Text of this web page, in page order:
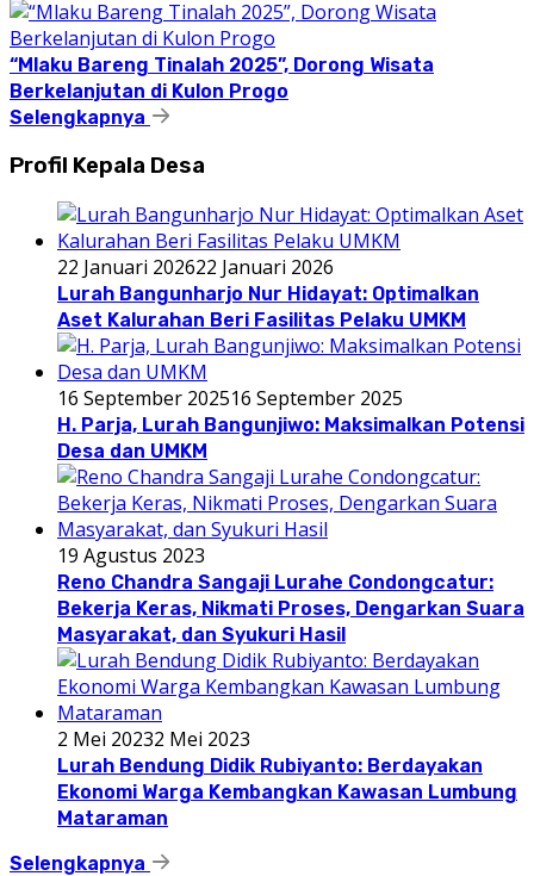
“Mlaku Bareng Tinalah 2025”, Dorong Wisata
Berkelanjutan di Kulon Progo
Selengkapnya
Profil Kepala Desa
22 Januari 202622 Januari 2026
Lurah Bangunharjo Nur Hidayat: Optimalkan
Aset Kalurahan Beri Fasilitas Pelaku UMKM
16 September 202516 September 2025
H. Parja, Lurah Bangunjiwo: Maksimalkan Potensi
Desa dan UMKM
19 Agustus 2023
Reno Chandra Sangaji Lurahe Condongcatur:
Bekerja Keras, Nikmati Proses, Dengarkan Suara
Masyarakat, dan Syukuri Hasil
2 Mei 20232 Mei 2023
Lurah Bendung Didik Rubiyanto: Berdayakan
Ekonomi Warga Kembangkan Kawasan Lumbung
Mataraman
Selengkapnya